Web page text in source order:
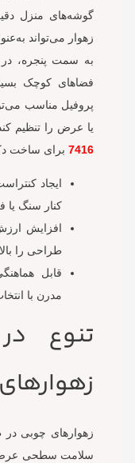
گوشه‌های منزل
زهوار می‌تواند
به سمت پنجره، در
فضاهای کوچک
پروفیل مناسب
یا عرض را تنظیم
7416 برای ساخت
ایجاد
کنار سنگ یا
افزایش
طراحی را
قابل
مدرن با
تنوع
زهوارهای چوبی در
سلامت سطحی